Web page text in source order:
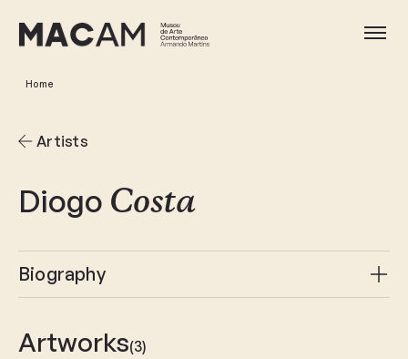
content
Home
Artists
Diogo Costa
Biography
Artworks(3)